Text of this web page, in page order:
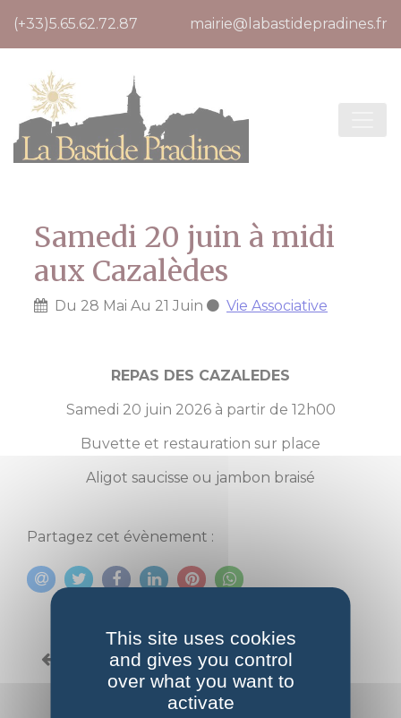
(+33)5.65.62.72.87 mairie@labastidepradines.fr
Samedi 20 juin à midi
aux Cazalèdes
Du 28 Mai Au 21 Juin Vie Associative
REPAS DES CAZALEDES
Samedi 20 juin 2026 à partir de 12h00
Buvette et restauration sur place
Aligot saucisse ou jambon braisé
Partagez cet évènement :
L'agenda
This site uses cookies
and gives you control
over what you want to
activate